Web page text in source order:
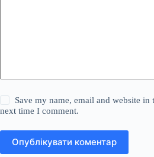
Save my name, email and website in
next time I comment.
Опублікувати коментар